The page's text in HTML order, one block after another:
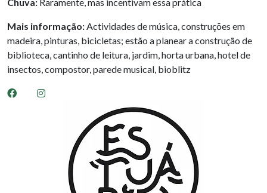
Mais informação:Actividades de música, construções em
madeira, pinturas, bicicletas; estão a planear a construção de
biblioteca, cantinho de leitura, jardim, horta urbana, hotel de
insectos, compostor, parede musical, bioblitz